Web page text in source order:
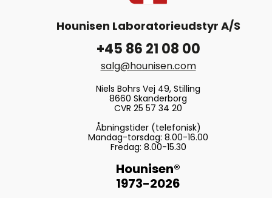
Hounisen Laboratorieudstyr A/S
+45 86 21 08 00
salg@hounisen.com
Niels Bohrs Vej 49, Stilling
8660 Skanderborg
CVR 25 57 34 20
Åbningstider (telefonisk)
Mandag-torsdag: 8.00-16.00
Fredag: 8.00-15.30
Hounisen®
1973-2026